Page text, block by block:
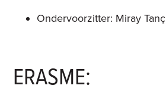
Ondervoorzitter: Miray Tanç
ERASME: